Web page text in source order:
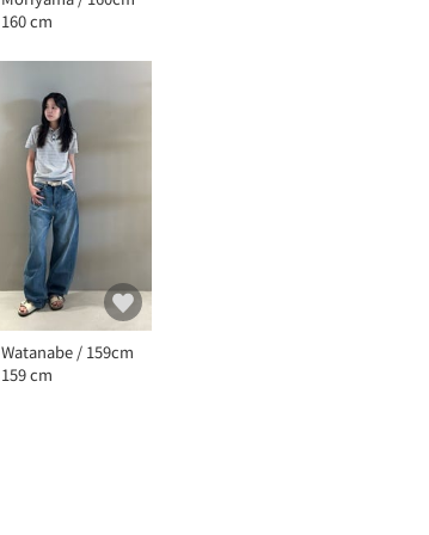
160 cm
Watanabe / 159cm
159 cm